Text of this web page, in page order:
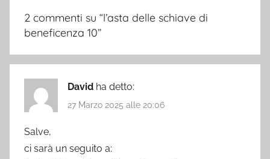
2 commenti su “l’asta delle schiave di
beneficenza 10”
David ha detto:
27 Marzo 2025 alle 20:06
Salve,
ci sarà un seguito a: